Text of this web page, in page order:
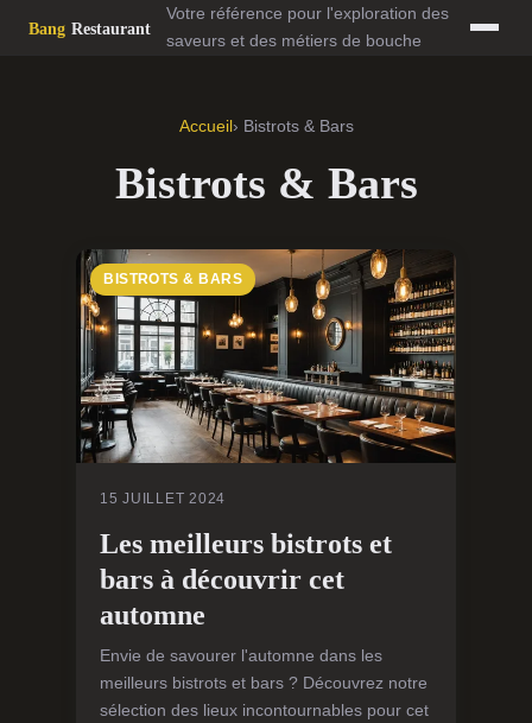
Votre référence pour l'exploration des
saveurs et des métiers de bouche
Accueil › Bistrots & Bars
Bistrots & Bars
BISTROTS & BARS
15 JUILLET 2024
Les meilleurs bistrots et
bars à découvrir cet
automne
Envie de savourer l'automne dans les
meilleurs bistrots et bars ? Découvrez notre
sélection des lieux incontournables pour cet